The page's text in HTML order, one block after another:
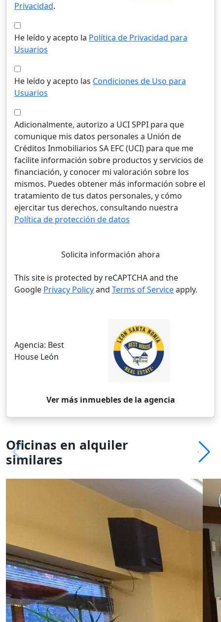
Privacidad.
He leído y acepto la Política de Privacidad para
Usuarios
He leído y acepto las Condiciones de Uso para
Usuarios
Adicionalmente, autorizo a UCI SPPI para que
comunique mis datos personales a Unión de
Créditos Inmobiliarios SA EFC (UCI) para que me
facilite información sobre productos y servicios de
financiación, y conocer mi valoración sobre los
mismos. Puedes obtener más información sobre el
tratamiento de tus datos personales, y cómo
ejercitar tus derechos, consultando nuestra
Política de protección de datos
Solicita información ahora
This site is protected by reCAPTCHA and the
Google Privacy Policyand Terms of Serviceapply.
Agencia: Best
House León
Ver más inmuebles de la agencia
Oficinas en alquiler
similares